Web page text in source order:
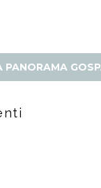
PANORAMA